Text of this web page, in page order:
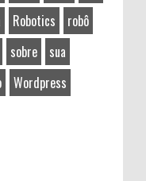
Robotics
robô
sobre
sua
Wordpress